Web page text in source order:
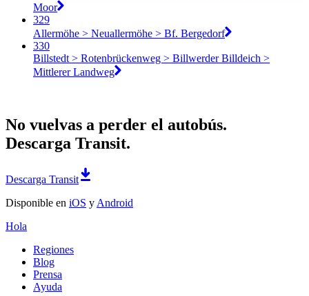
Moor
329
Allermöhe > Neuallermöhe > Bf. Bergedorf
330
Billstedt > Rotenbrückenweg > Billwerder Billdeich >
Mittlerer Landweg
No vuelvas a perder el autobús.
Descarga Transit.
Descarga Transit
Disponible en iOS y Android
Hola
Regiones
Blog
Prensa
Ayuda